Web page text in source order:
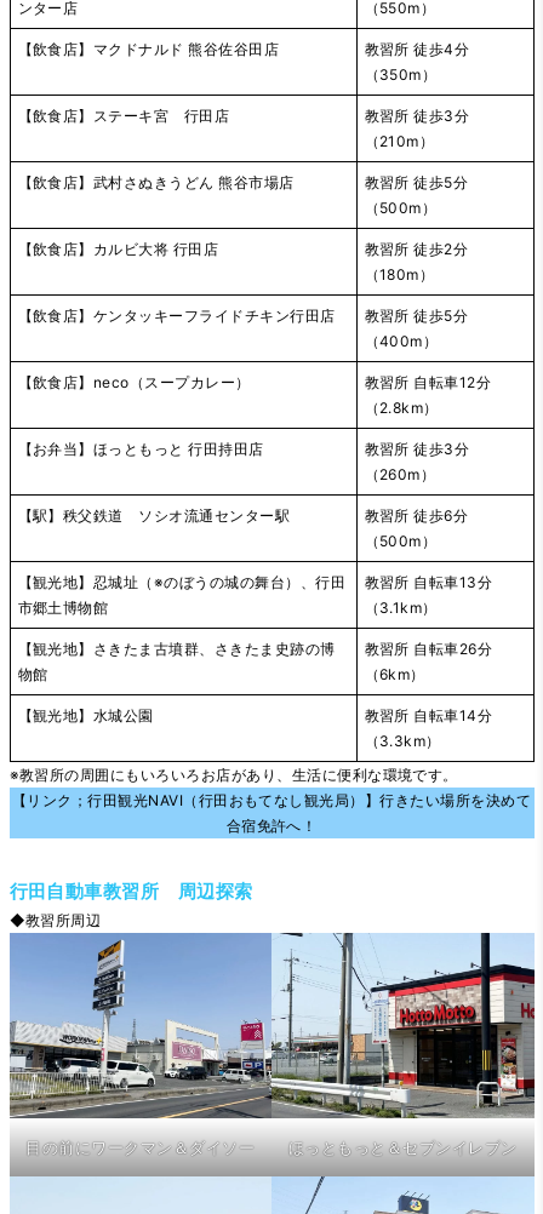
ンター店 （550m）
【飲食店】マクドナルド 熊谷佐谷田店
教習所 徒歩4分
（350m）
【飲食店】ステーキ宮 行田店
教習所 徒歩3分
（210m）
【飲食店】武村さぬきうどん 熊谷市場店
教習所 徒歩5分
（500m）
【飲食店】カルビ大将 行田店
教習所 徒歩2分
（180m）
【飲食店】ケンタッキーフライドチキン行田店
教習所 徒歩5分
（400m）
【飲食店】neco（スープカレー）
教習所 自転車12分
（2.8km）
【お弁当】ほっともっと 行田持田店
教習所 徒歩3分
（260m）
【駅】秩父鉄道 ソシオ流通センター駅
教習所 徒歩6分
（500m）
【観光地】忍城址（※のぼうの城の舞台）、行田
市郷土博物館
教習所 自転車13分
（3.1km）
【観光地】さきたま古墳群、さきたま史跡の博
物館
教習所 自転車26分
（6km）
【観光地】水城公園
教習所 自転車14分
（3.3km）
※教習所の周囲にもいろいろお店があり、生活に便利な環境です。
【リンク；行田観光NAVI（行田おもてなし観光局）】行きたい場所を決めて
合宿免許へ！
行田自動車教習所 周辺探索
◆教習所周辺
目の前にワークマン＆ダイソー ほっともっと＆セブンイレブン